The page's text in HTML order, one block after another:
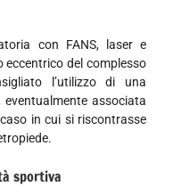
con FANS, laser e
eccentrico del complesso
l’utilizzo di una
associata
in cui si riscontrasse
sportiva